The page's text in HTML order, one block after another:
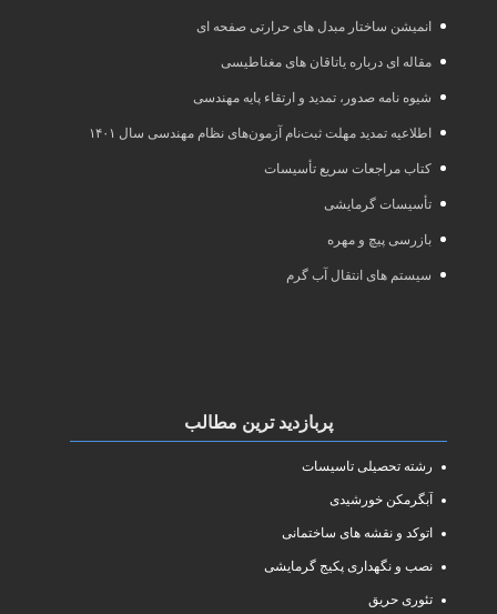
انمیشن ساختار مبدل های حرارتی صفحه ای
مقاله ای درباره یاتاقان های مغناطیسی
شیوه نامه صدور، تمدید و ارتقاء پایه مهندسی
اطلاعیه تمدید مهلت ثبت‌نام آزمون‌های نظام مهندسی سال ۱۴۰۱
کتاب مراجعات سریع تأسیسات
تأسیسات گرمایشی
بازرسی پیچ و مهره
سیستم های انتقال آب گرم
پربازدید ترین مطالب
رشته تحصیلی تاسیسات
آبگرمکن خورشیدی
اتوکد و نقشه های ساختمانی
نصب و نگهداری پکیج گرمایشی
تئوری حریق